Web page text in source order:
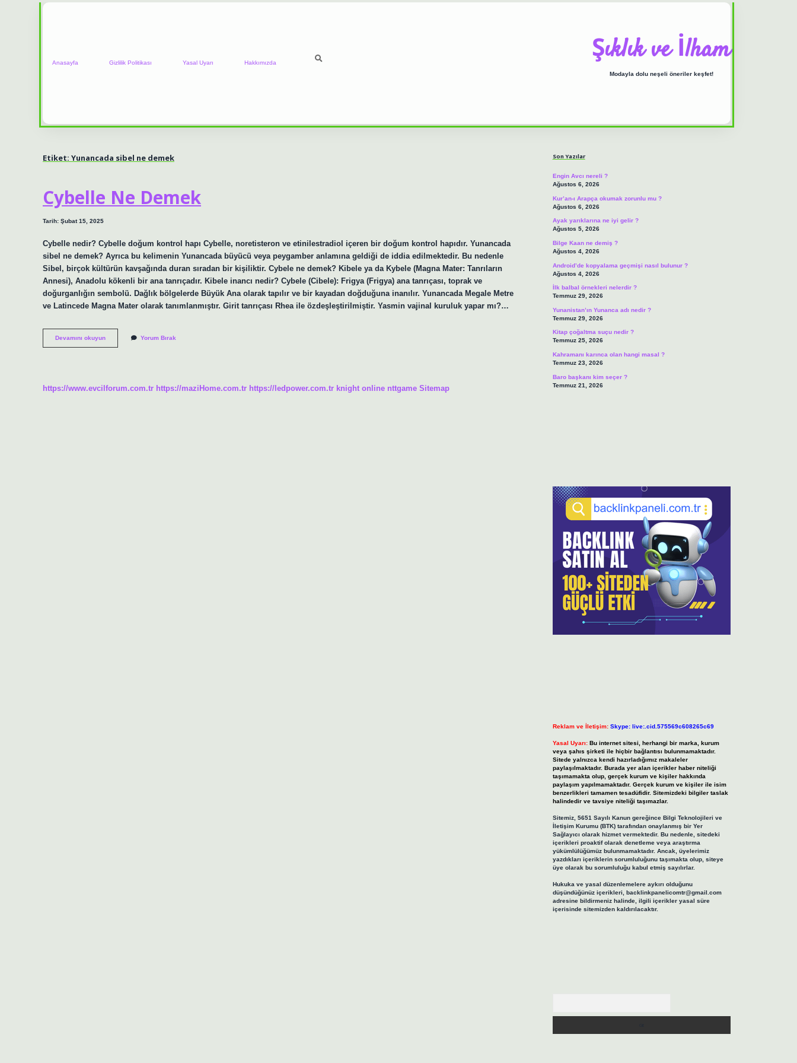
Anasayfa Gizlilik Politikası Yasal Uyarı Hakkımızda Şıklık ve İlham
Modayla dolu neşeli öneriler keşfet!
Etiket: Yunancada sibel ne demek
Cybelle Ne Demek
Tarih: Şubat 15, 2025
Cybelle nedir? Cybelle doğum kontrol hapı Cybelle, noretisteron ve etinilestradiol içeren bir doğum kontrol hapıdır. Yunancada
sibel ne demek? Ayrıca bu kelimenin Yunancada büyücü veya peygamber anlamına geldiği de iddia edilmektedir. Bu nedenle
Sibel, birçok kültürün kavşağında duran sıradan bir kişiliktir. Cybele ne demek? Kibele ya da Kybele (Magna Mater: Tanrıların
Annesi), Anadolu kökenli bir ana tanrıçadır. Kibele inancı nedir? Cybele (Cibele): Frigya (Frigya) ana tanrıçası, toprak ve
doğurganlığın sembolü. Dağlık bölgelerde Büyük Ana olarak tapılır ve bir kayadan doğduğuna inanılır. Yunancada Megale Metre
ve Latincede Magna Mater olarak tanımlanmıştır. Girit tanrıçası Rhea ile özdeşleştirilmiştir. Yasmin vajinal kuruluk yapar mı?…
Devamını okuyunCybelle
Ne
Yorum Bırak
https://www.evcilforum.com.tr https://maziHome.com.tr https://ledpower.com.tr knight online nttgame Sitemap
Son Yazılar
Engin Avcı nereli ?
Ağustos 6, 2026
Kur’an-ı Arapça okumak zorunlu mu ?
Ağustos 6, 2026
Ayak yarıklarına ne iyi gelir ?
Ağustos 5, 2026
Bilge Kaan ne demiş ?
Ağustos 4, 2026
Android’de kopyalama geçmişi nasıl bulunur ?
Ağustos 4, 2026
İlk balbal örnekleri nelerdir ?
Temmuz 29, 2026
Yunanistan’ın Yunanca adı nedir ?
Temmuz 29, 2026
Kitap çoğaltma suçu nedir ?
Temmuz 25, 2026
Kahramanı karınca olan hangi masal ?
Temmuz 23, 2026
Baro başkanı kim seçer ?
Temmuz 21, 2026
Reklam ve İletişim: Skype: live:.cid.575569c608265c69
Yasal Uyarı: Bu internet sitesi, herhangi bir marka, kurum
veya şahıs şirketi ile hiçbir bağlantısı bulunmamaktadır.
Sitede yalnızca kendi hazırladığımız makaleler
paylaşılmaktadır. Burada yer alan içerikler haber niteliği
taşımamakta olup, gerçek kurum ve kişiler hakkında
paylaşım yapılmamaktadır. Gerçek kurum ve kişiler ile isim
benzerlikleri tamamen tesadüfidir. Sitemizdeki bilgiler taslak
halindedir ve tavsiye niteliği taşımazlar.
Sitemiz, 5651 Sayılı Kanun gereğince Bilgi Teknolojileri ve
İletişim Kurumu (BTK) tarafından onaylanmış bir Yer
Sağlayıcı olarak hizmet vermektedir. Bu nedenle, sitedeki
içerikleri proaktif olarak denetleme veya araştırma
yükümlülüğümüz bulunmamaktadır. Ancak, üyelerimiz
yazdıkları içeriklerin sorumluluğunu taşımakta olup, siteye
üye olarak bu sorumluluğu kabul etmiş sayılırlar.
Hukuka ve yasal düzenlemelere aykırı olduğunu
düşündüğünüz içerikleri, backlinkpanelicomtr@gmail.com
adresine bildirmeniz halinde, ilgili içerikler yasal süre
içerisinde sitemizden kaldırılacaktır.
ilbet casino